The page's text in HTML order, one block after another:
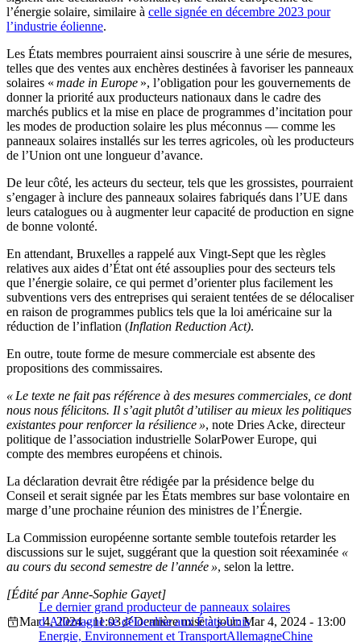
l’énergie solaire, similaire à celle signée en décembre 2023 pour
l’industrie éolienne.
Les États membres pourraient ainsi souscrire à une série de mesures,
telles que des ventes aux enchères destinées à favoriser les panneaux
solaires « made in Europe », l’obligation pour les gouvernements de
donner la priorité aux producteurs nationaux dans le cadre des
marchés publics et la mise en place de programmes d’incitation pour
les modes de production solaire les plus méconnus — comme les
panneaux solaires installés sur les terres agricoles, où les producteurs
de l’Union ont une longueur d’avance.
De leur côté, les acteurs du secteur, tels que les grossistes, pourraient
s’engager à inclure des panneaux solaires fabriqués dans l’UE dans
leurs catalogues ou à augmenter leur capacité de production en signe
de bonne volonté.
En attendant, Bruxelles a rappelé aux Vingt-Sept que les règles
relatives aux aides d’État ont été assouplies pour des secteurs tels
que l’énergie solaire, ce qui permet d’orienter plus facilement les
subventions vers des entreprises qui seraient tentées de se délocaliser
en raison de programmes publics tels que la loi américaine sur la
réduction de l’inflation (Inflation Reduction Act).
En outre, toute forme de mesure commerciale est absente des
propositions des commissaires.
« Le texte ne fait pas référence à des mesures commerciales, ce dont
nous nous félicitons. Il s’agit plutôt d’utiliser au mieux les politiques
existantes pour renforcer la résilience », note Dries Acke, directeur
politique de l’association industrielle SolarPower Europe, qui
compte des membres européens et chinois.
La déclaration devrait être rédigée par la présidence belge du
Conseil et serait signée par les États membres sur base volontaire en
marge d’une prochaine réunion des ministres de l’Énergie.
La Commission européenne sortante semble toutefois retarder les
discussions sur le sujet, suggérant que la question soit réexaminée «
au cours du second semestre de l’année », selon la lettre.
Le dernier grand producteur de panneaux solaires
d’Allemagne se délocalise aux États-Unis
[Édité par Anne-Sophie Gayet]
Mar 4, 2024 - 11:03
Dernière mise à jour: Mar 4, 2024 - 13:00
Energie, Environnement et TransportAllemagneChine